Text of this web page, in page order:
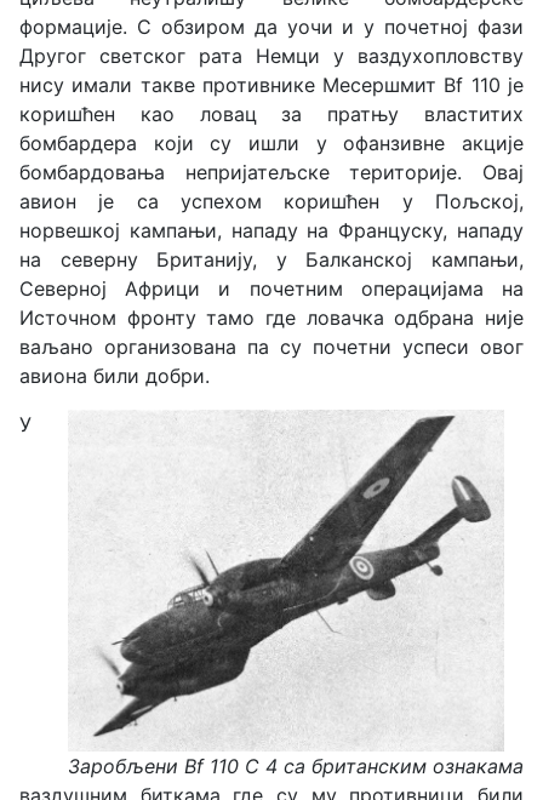
формације. С обзиром да уочи и у почетној фази
Другог светског рата Немци у ваздухопловству
нису имали такве противнике Месершмит Bf 110 је
коришћен као ловац за пратњу властитих
бомбардера који су ишли у офанзивне акције
бомбардовања непријатељске територије. Овај
авион је са успехом коришћен у Пољској,
норвешкој кампањи, нападу на Француску, нападу
на северну Британију, у Балканској кампањи,
Северној Африци и почетним операцијама на
Источном фронту тамо где ловачка одбрана није
ваљано организована па су почетни успеси овог
авиона били добри.
Заробљени Bf 110 С 4 са британским ознакама
У
ваздушним биткама где су му противници били